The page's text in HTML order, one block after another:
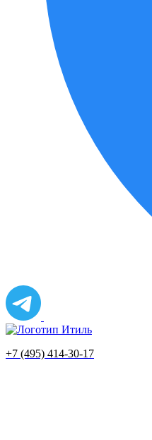
+7 (495) 414-30-17